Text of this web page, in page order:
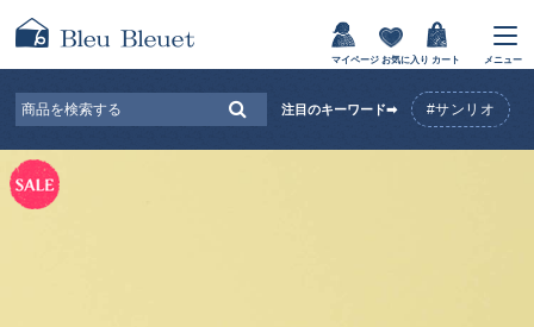
マイページ お気に入り カート メニュー
注目のキーワード➡ #サンリオ